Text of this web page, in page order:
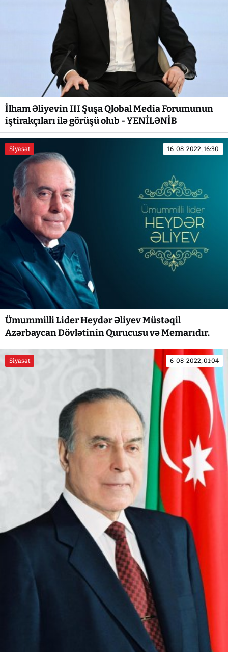
İlham Əliyevin III Şuşa Qlobal Media Forumunun
iştirakçıları ilə görüşü olub - YENİLƏNİB
Siyasət 16-08-2022, 16:30
Ümummilli Lider Heydər Əliyev Müstəqil
Azərbaycan Dövlətinin Qurucusu və Memarıdır.
Siyasət 6-08-2022, 01:04